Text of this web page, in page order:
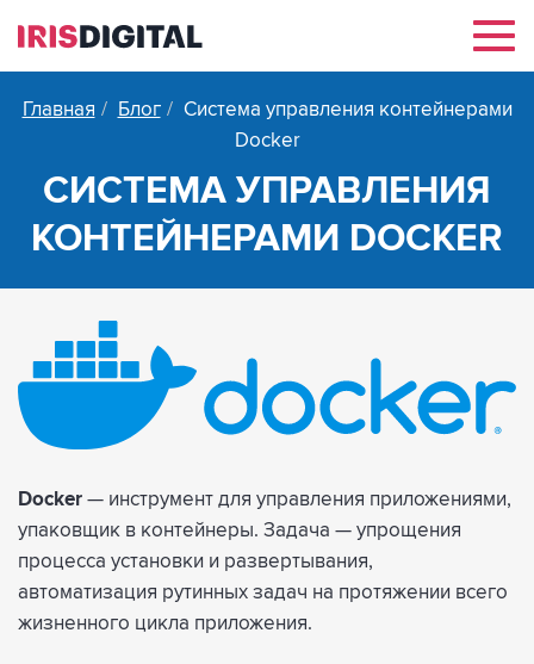
Главная Блог
Система управления контейнерами
Docker
СИСТЕМА УПРАВЛЕНИЯ
КОНТЕЙНЕРАМИ DOCKER
Docker— инструмент для управления приложениями,
упаковщик в контейнеры. Задача — упрощения
процесса установки и развертывания,
автоматизация рутинных задач на протяжении всего
жизненного цикла приложения.